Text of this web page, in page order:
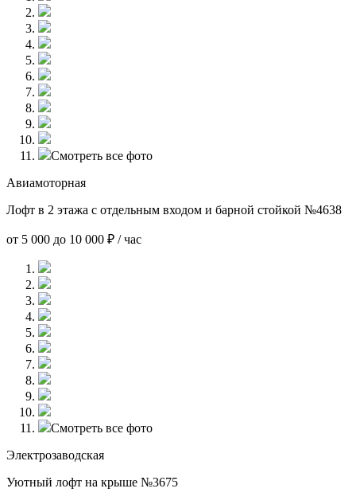
Смотреть все фото
Авиамоторная
Лофт в 2 этажа с отдельным входом и барной стойкой №4638
от 5 000 до 10 000 ₽ / час
Смотреть все фото
Электрозаводская
Уютный лофт на крыше №3675